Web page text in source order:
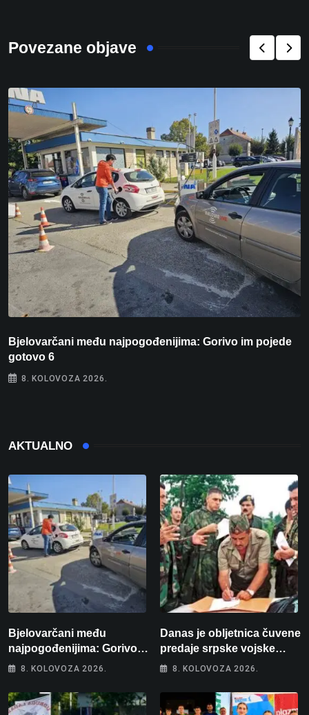
Povezane objave
Bjelovarčani među najpogođenijima: Gorivo im pojede
gotovo 6
8. KOLOVOZA 2026.
AKTUALNO
Bjelovarčani među
najpogođenijima: Gorivo
im pojede gotovo 6 posto
8. KOLOVOZA 2026.
Danas je obljetnica čuvene
predaje srpske vojske
generalu Petru Stipetiću
8. KOLOVOZA 2026.